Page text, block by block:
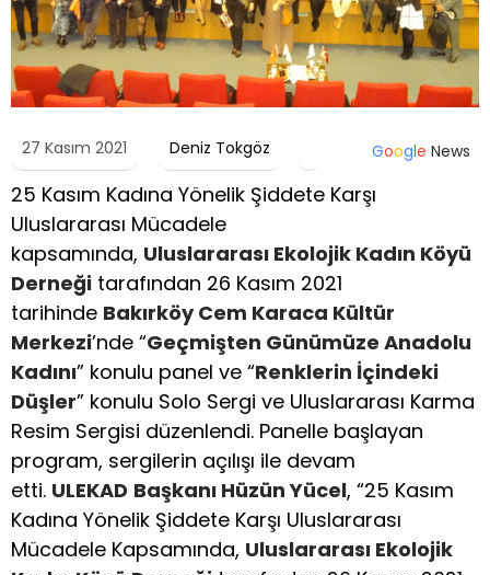
27 Kasım 2021 Deniz Tokgöz Google News
25 Kasım Kadına Yönelik Şiddete Karşı
Uluslararası Mücadele
kapsamında, Uluslararası Ekolojik Kadın Köyü
Derneği tarafından 26 Kasım 2021
tarihinde Bakırköy Cem Karaca Kültür
Merkezi’nde “Geçmişten Günümüze Anadolu
Kadını” konulu panel ve “Renklerin İçindeki
Düşler” konulu Solo Sergi ve Uluslararası Karma
Resim Sergisi düzenlendi. Panelle başlayan
program, sergilerin açılışı ile devam
etti. ULEKAD Başkanı Hüzün Yücel, “25 Kasım
Kadına Yönelik Şiddete Karşı Uluslararası
Mücadele Kapsamında, Uluslararası Ekolojik